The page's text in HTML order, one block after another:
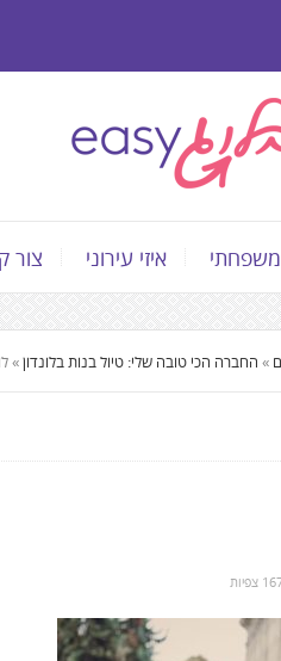
משפחתי איזי עירוני צור
» החברה הכי טובה שלי: טיול בנות בלונדון»
צפיות